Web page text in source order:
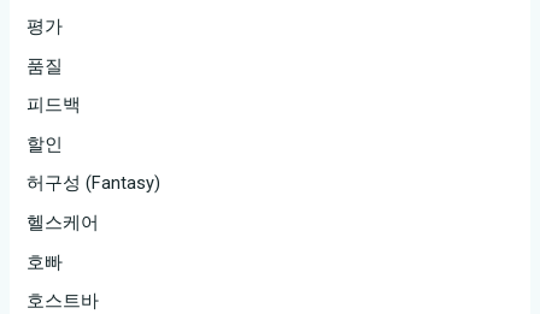
평가
품질
피드백
할인
허구성 (Fantasy)
헬스케어
호빠
호스트바